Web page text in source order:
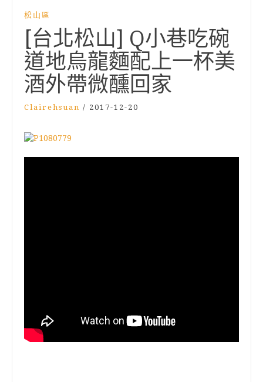
松山區
[台北松山] Q小巷吃碗
道地烏龍麵配上一杯美
酒外帶微醺回家
Clairehsuan / 2017-12-20